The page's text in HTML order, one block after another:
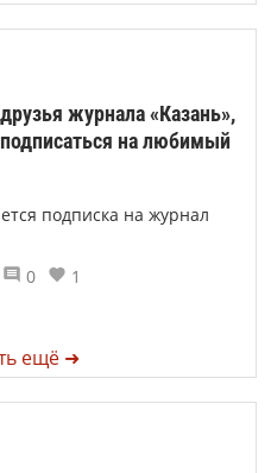
журнала «Казань»,
на любимый
подписка на журнал
0 1
ещё ➜